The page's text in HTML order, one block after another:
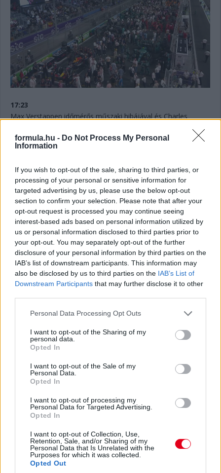
formula.hu - Do Not Process My Personal
Information
If you wish to opt-out of the sale, sharing to third parties, or
processing of your personal or sensitive information for
targeted advertising by us, please use the below opt-out
section to confirm your selection. Please note that after your
opt-out request is processed you may continue seeing
interest-based ads based on personal information utilized by
us or personal information disclosed to third parties prior to
your opt-out. You may separately opt-out of the further
disclosure of your personal information by third parties on the
IAB’s list of downstream participants. This information may
also be disclosed by us to third parties on the IAB’s List of
Downstream Participants that may further disclose it to other
Please note that this website/app uses one or more Google
not limited to your visit or usage behaviour. You may click to
grant or deny consent to Google and its third-party tags to
use your data for below specified purposes in below Google
consent section.
Personal Data Processing Opt Outs
I want to opt-out of the Sharing of my
personal data.
Opted In
I want to opt-out of the Sale of my
Personal Data.
Opted In
I want to opt-out of processing my
Personal Data for Targeted Advertising.
Opted In
I want to opt-out of Collection, Use,
Retention, Sale, and/or Sharing of my
Personal Data that Is Unrelated with the
Purposes for which it was collected.
Opted Out
17:23
Max Verstappen időmérős műszaki hibájával és Charles
startoló futam rajtrácsa:
Max Verstappen RB19-esében vasárnap, a nagydíjat
megelőzően újra sebességváltót cserélt a Red Bull csapata –